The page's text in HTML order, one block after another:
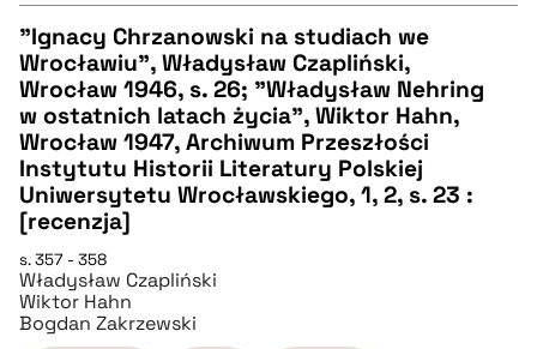
CZYSTY TEKST
pobierz cytat
BIBTEX
pobierz cytat
"Ignacy Chrzanowski na studiach we
Wrocławiu", Władysław Czapliński,
Wrocław 1946, s. 26; "Władysław Nehring
w ostatnich latach życia", Wiktor Hahn,
Wrocław 1947, Archiwum Przeszłości
Instytutu Historii Literatury Polskiej
Uniwersytetu Wrocławskiego, 1, 2, s. 23 :
[recenzja]
s. 357 - 358
Władysław Czapliński
Wiktor Hahn
Bogdan Zakrzewski